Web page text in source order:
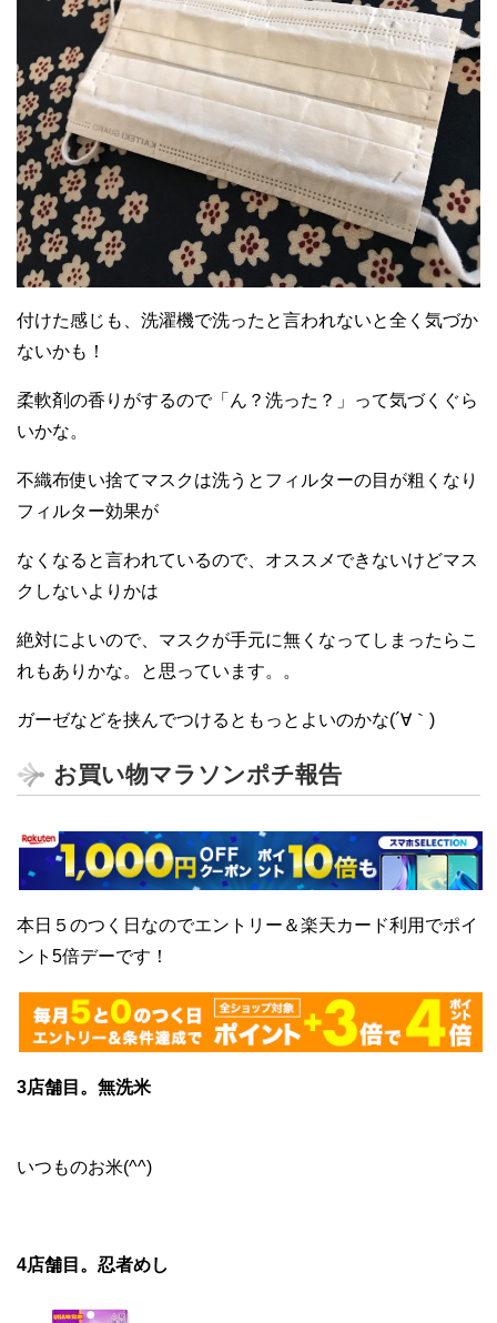
付けた感じも、洗濯機で洗ったと言われないと全く気づか
ないかも！
柔軟剤の香りがするので「ん？洗った？」って気づくぐら
いかな。
不織布使い捨てマスクは洗うとフィルターの目が粗くなり
フィルター効果が
なくなると言われているので、オススメできないけどマス
クしないよりかは
絶対によいので、マスクが手元に無くなってしまったらこ
れもありかな。と思っています。。
ガーゼなどを挟んでつけるともっとよいのかな(´∀｀)
お買い物マラソンポチ報告
本日５のつく日なのでエントリー＆楽天カード利用でポイ
ント5倍デーです！
3店舗目。無洗米
いつものお米(^^)
4店舗目。忍者めし